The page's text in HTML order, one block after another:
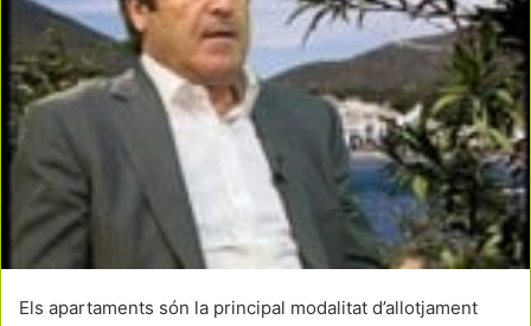
Els apartaments són la principal modalitat d’allotjament